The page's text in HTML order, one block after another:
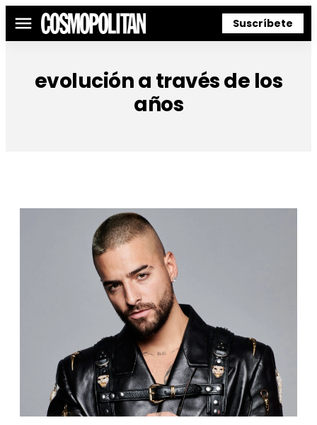
Menú Suscríbete
evolución a través de los
años